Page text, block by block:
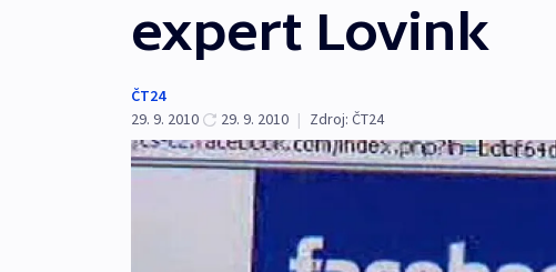
expert Lovink
ČT24
29. 9. 2010
29. 9. 2010 | Zdroj: ČT24